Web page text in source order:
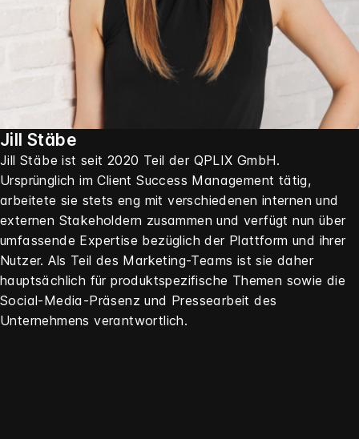
Jill Stäbe
Jill Stäbe ist seit 2020 Teil der QPLIX GmbH.
Ursprünglich im Client Success Management tätig,
arbeitete sie stets eng mit verschiedenen internen und
externen Stakeholdern zusammen und verfügt nun über
umfassende Expertise bezüglich der Plattform und ihrer
Nutzer. Als Teil des Marketing-Teams ist sie daher
hauptsächlich für produktspezifische Themen sowie die
Social-Media-Präsenz und Pressearbeit des
Unternehmens verantwortlich.